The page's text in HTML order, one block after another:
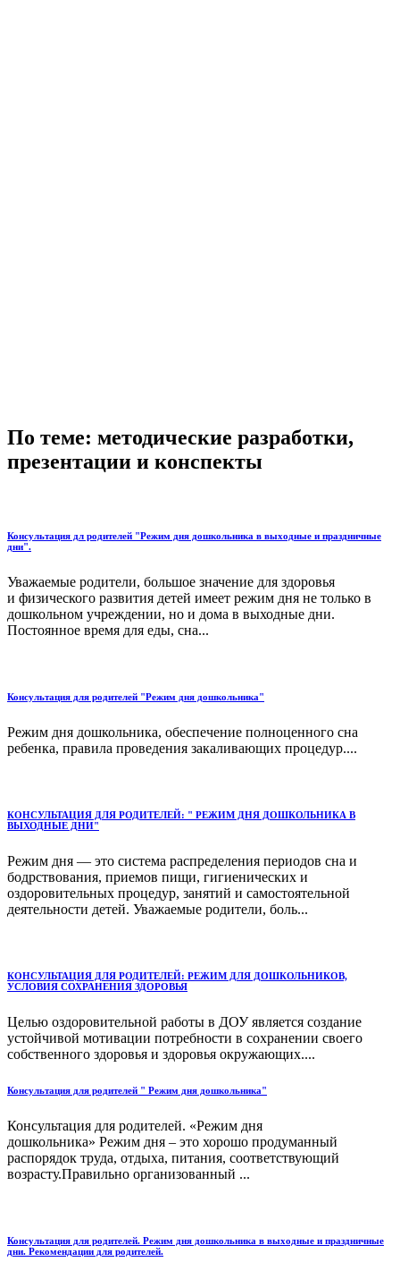
По теме: методические разработки,
презентации и конспекты
Консультация дл родителей "Режим дня дошкольника в выходные и праздничные
дни".
Уважаемые родители, большое значение для здоровья
и физического развития детей имеет режим дня не только в
дошкольном учреждении, но и дома в выходные дни.
Постоянное время для еды, сна...
Консультация для родителей "Режим дня дошкольника"
Режим дня дошкольника, обеспечение полноценного сна
ребенка, правила проведения закаливающих процедур....
КОНСУЛЬТАЦИЯ ДЛЯ РОДИТЕЛЕЙ: " РЕЖИМ ДНЯ ДОШКОЛЬНИКА В
ВЫХОДНЫЕ ДНИ"
Режим дня — это система распределения периодов сна и
бодрствования, приемов пищи, гигиенических и
оздоровительных процедур, занятий и самостоятельной
деятельности детей. Уважаемые родители, боль...
КОНСУЛЬТАЦИЯ ДЛЯ РОДИТЕЛЕЙ: РЕЖИМ ДЛЯ ДОШКОЛЬНИКОВ,
УСЛОВИЯ СОХРАНЕНИЯ ЗДОРОВЬЯ
Целью оздоровительной работы в ДОУ является создание
устойчивой мотивации потребности в сохранении своего
собственного здоровья и здоровья окружающих....
Консультация для родителей " Режим дня дошкольника"
Консультация для родителей. «Режим дня
дошкольника» Режим дня – это хорошо продуманный
распорядок труда, отдыха, питания, соответствующий
возрасту.Правильно организованный ...
Консультация для родителей. Режим дня дошкольника в выходные и праздничные
дни. Рекомендации для родителей.